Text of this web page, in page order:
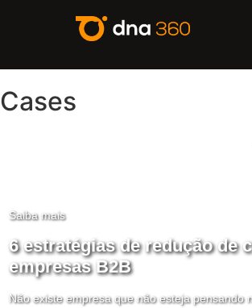
Cases
Saiba mais
6 estratégias de redução de
empresas B2B
Não existe empresa que não esteja pensando